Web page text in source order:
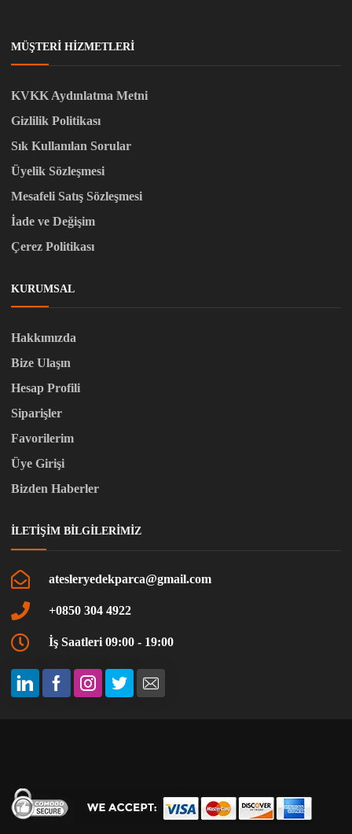
MÜŞTERI HIZMETLERI
KVKK Aydınlatma Metni
Gizlilik Politikası
Sık Kullanılan Sorular
Üyelik Sözleşmesi
Mesafeli Satış Sözleşmesi
İade ve Değişim
Çerez Politikası
KURUMSAL
Hakkımızda
Bize Ulaşın
Hesap Profili
Siparişler
Favorilerim
Üye Girişi
Bizden Haberler
İLETIŞIM BILGILERIMIZ
atesleryedekparca@gmail.com
+0850 304 4922
İş Saatleri 09:00 - 19:00